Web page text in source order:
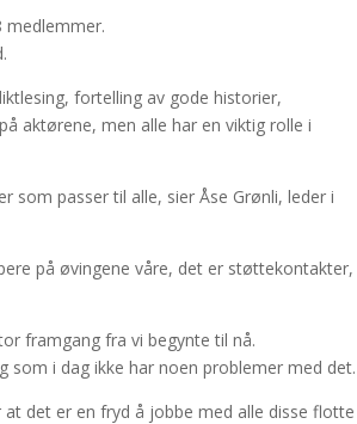
medlemmer.
fortelling av gode historier,
aktørene, men alle har en viktig rolle i
passer til alle, sier Åse Grønli, leder i
på øvingene våre, det er støttekontakter,
framgang fra vi begynte til nå.
som i dag ikke har noen problemer med det.
det er en fryd å jobbe med alle disse flotte